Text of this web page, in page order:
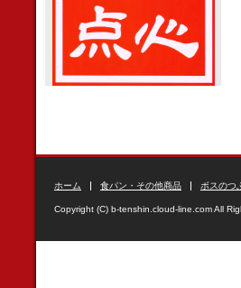
ホーム 食パン・その他商品 ボスのつ
Copyright (C) b-tenshin.cloud-line.com All